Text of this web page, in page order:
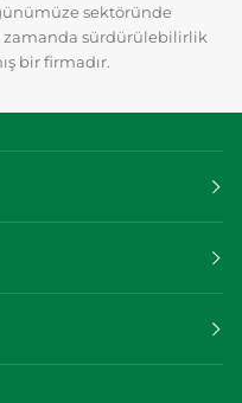
sektöründe
zamanda sürdürülebilirlik
bir firmadır.